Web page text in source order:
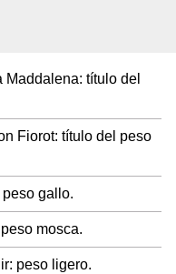
Maddalena: título del
Fiorot: título del peso
gallo.
mosca.
peso ligero.